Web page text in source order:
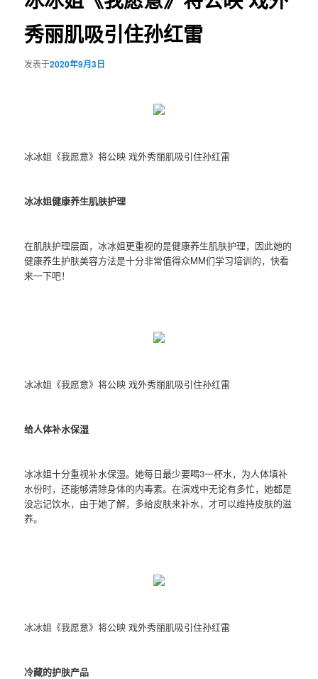
秀丽肌吸引住孙红雷
发表于2020年9月3日
冰冰姐《我愿意》将公映 戏外秀丽肌吸引住孙红雷
冰冰姐健康养生肌肤护理
在肌肤护理层面，冰冰姐更重视的是健康养生肌肤护理，因此她的
健康养生护肤美容方法是十分非常值得众MM们学习培训的，快看
来一下吧！
冰冰姐《我愿意》将公映 戏外秀丽肌吸引住孙红雷
给人体补水保湿
冰冰姐十分重视补水保湿。她每日最少要喝3一杯水，为人体填补
水份时，还能够清除身体的内毒素。在演戏中无论有多忙，她都是
没忘记饮水，由于她了解，多给皮肤来补水，才可以维持皮肤的滋
养。
冰冰姐《我愿意》将公映 戏外秀丽肌吸引住孙红雷
冷藏的护肤产品